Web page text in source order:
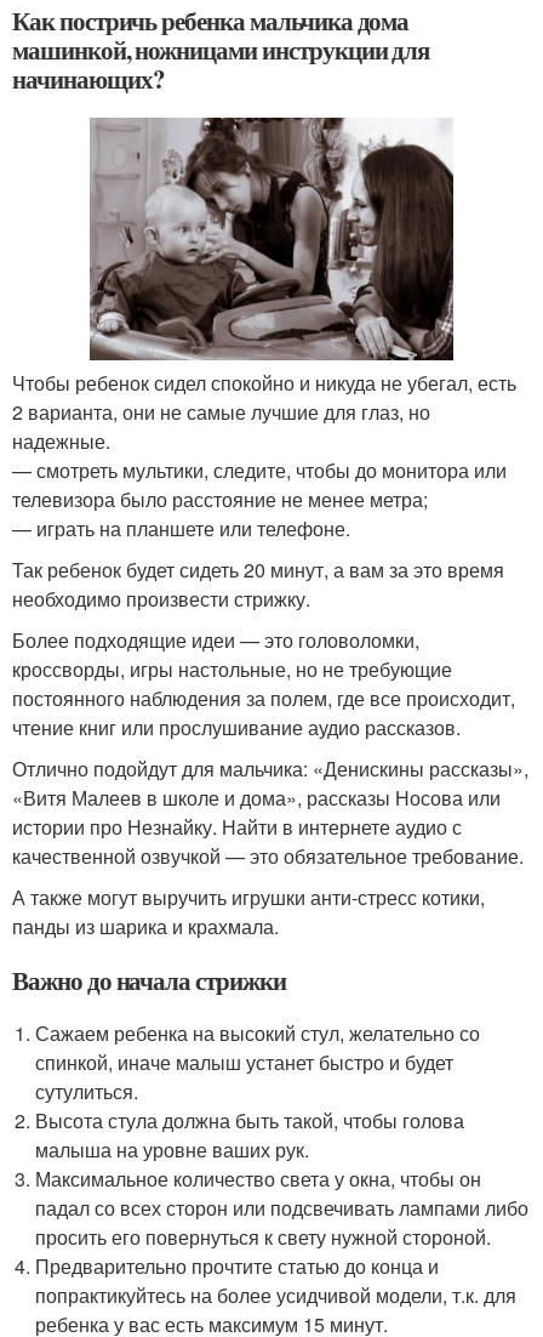
Как постричь ребенка мальчика дома
машинкой, ножницами инструкции для
начинающих?
Чтобы ребенок сидел спокойно и никуда не убегал, есть
2 варианта, они не самые лучшие для глаз, но
надежные.
— смотреть мультики, следите, чтобы до монитора или
телевизора было расстояние не менее метра;
— играть на планшете или телефоне.
Так ребенок будет сидеть 20 минут, а вам за это время
необходимо произвести стрижку.
Более подходящие идеи — это головоломки,
кроссворды, игры настольные, но не требующие
постоянного наблюдения за полем, где все происходит,
чтение книг или прослушивание аудио рассказов.
Отлично подойдут для мальчика: «Денискины рассказы»,
«Витя Малеев в школе и дома», рассказы Носова или
истории про Незнайку. Найти в интернете аудио с
качественной озвучкой — это обязательное требование.
А также могут выручить игрушки анти-стресс котики,
панды из шарика и крахмала.
Важно до начала стрижки
Сажаем ребенка на высокий стул, желательно со
спинкой, иначе малыш устанет быстро и будет
сутулиться.
Высота стула должна быть такой, чтобы голова
малыша на уровне ваших рук.
Максимальное количество света у окна, чтобы он
падал со всех сторон или подсвечивать лампами либо
просить его повернуться к свету нужной стороной.
Предварительно прочтите статью до конца и
попрактикуйтесь на более усидчивой модели, т.к. для
ребенка у вас есть максимум 15 минут.